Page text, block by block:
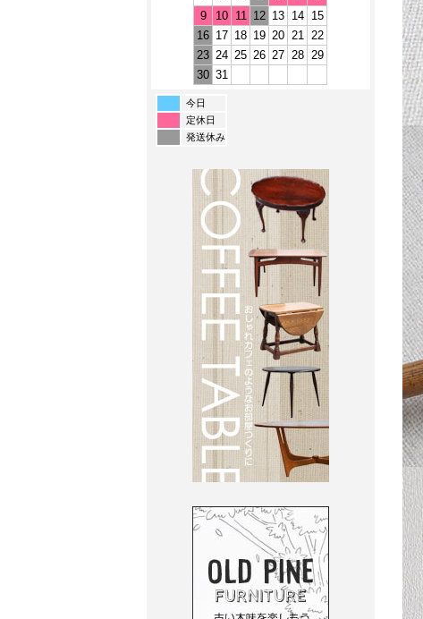
9
10 11 12 13 14
15
16 17 18 19 20 21 22
23 24 25 26 27 28 29
30 31
今日
定休日
発送休み